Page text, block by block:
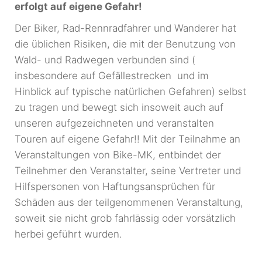
erfolgt auf eigene Gefahr!
Der Biker, Rad-Rennradfahrer und Wanderer hat
die üblichen Risiken, die mit der Benutzung von
Wald- und Radwegen verbunden sind (
insbesondere auf Gefällestrecken und im
Hinblick auf typische natürlichen Gefahren) selbst
zu tragen und bewegt sich insoweit auch auf
unseren aufgezeichneten und veranstalten
Touren auf eigene Gefahr!! Mit der Teilnahme an
Veranstaltungen von Bike-MK, entbindet der
Teilnehmer den Veranstalter, seine Vertreter und
Hilfspersonen von Haftungsansprüchen für
Schäden aus der teilgenommenen Veranstaltung,
soweit sie nicht grob fahrlässig oder vorsätzlich
herbei geführt wurden.